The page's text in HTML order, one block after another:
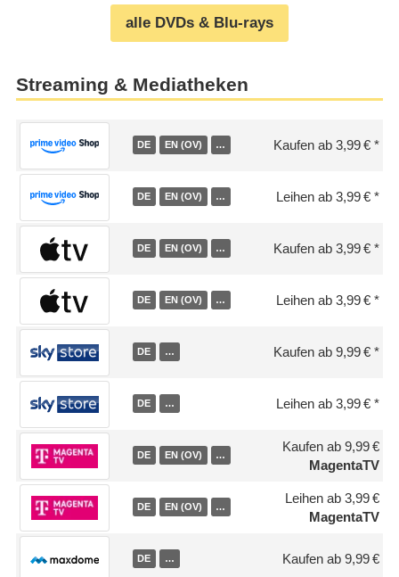
alle DVDs & Blu-rays
Streaming & Mediatheken
DE EN (OV) … Kaufen ab 3,99 €
DE EN (OV) … Leihen ab 3,99 €
DE EN (OV) … Kaufen ab 3,99 €
DE EN (OV) … Leihen ab 3,99 €
DE … Kaufen ab 9,99 €
DE … Leihen ab 3,99 €
DE EN (OV) …
Kaufen ab 9,99 €
MagentaTV
DE EN (OV) …
Leihen ab 3,99 €
MagentaTV
DE … Kaufen ab 9,99 €